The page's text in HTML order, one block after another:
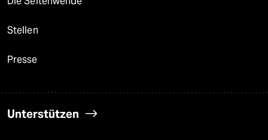
Stellen
Presse
Unterstützen